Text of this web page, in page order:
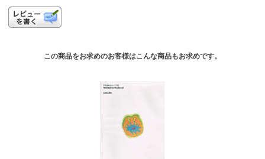
この商品をお求めのお客様はこんな商品もお求めです。